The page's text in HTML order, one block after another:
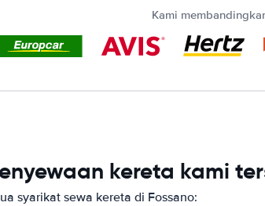
Kami
kereta kami
syarikat sewa kereta di Fossano: